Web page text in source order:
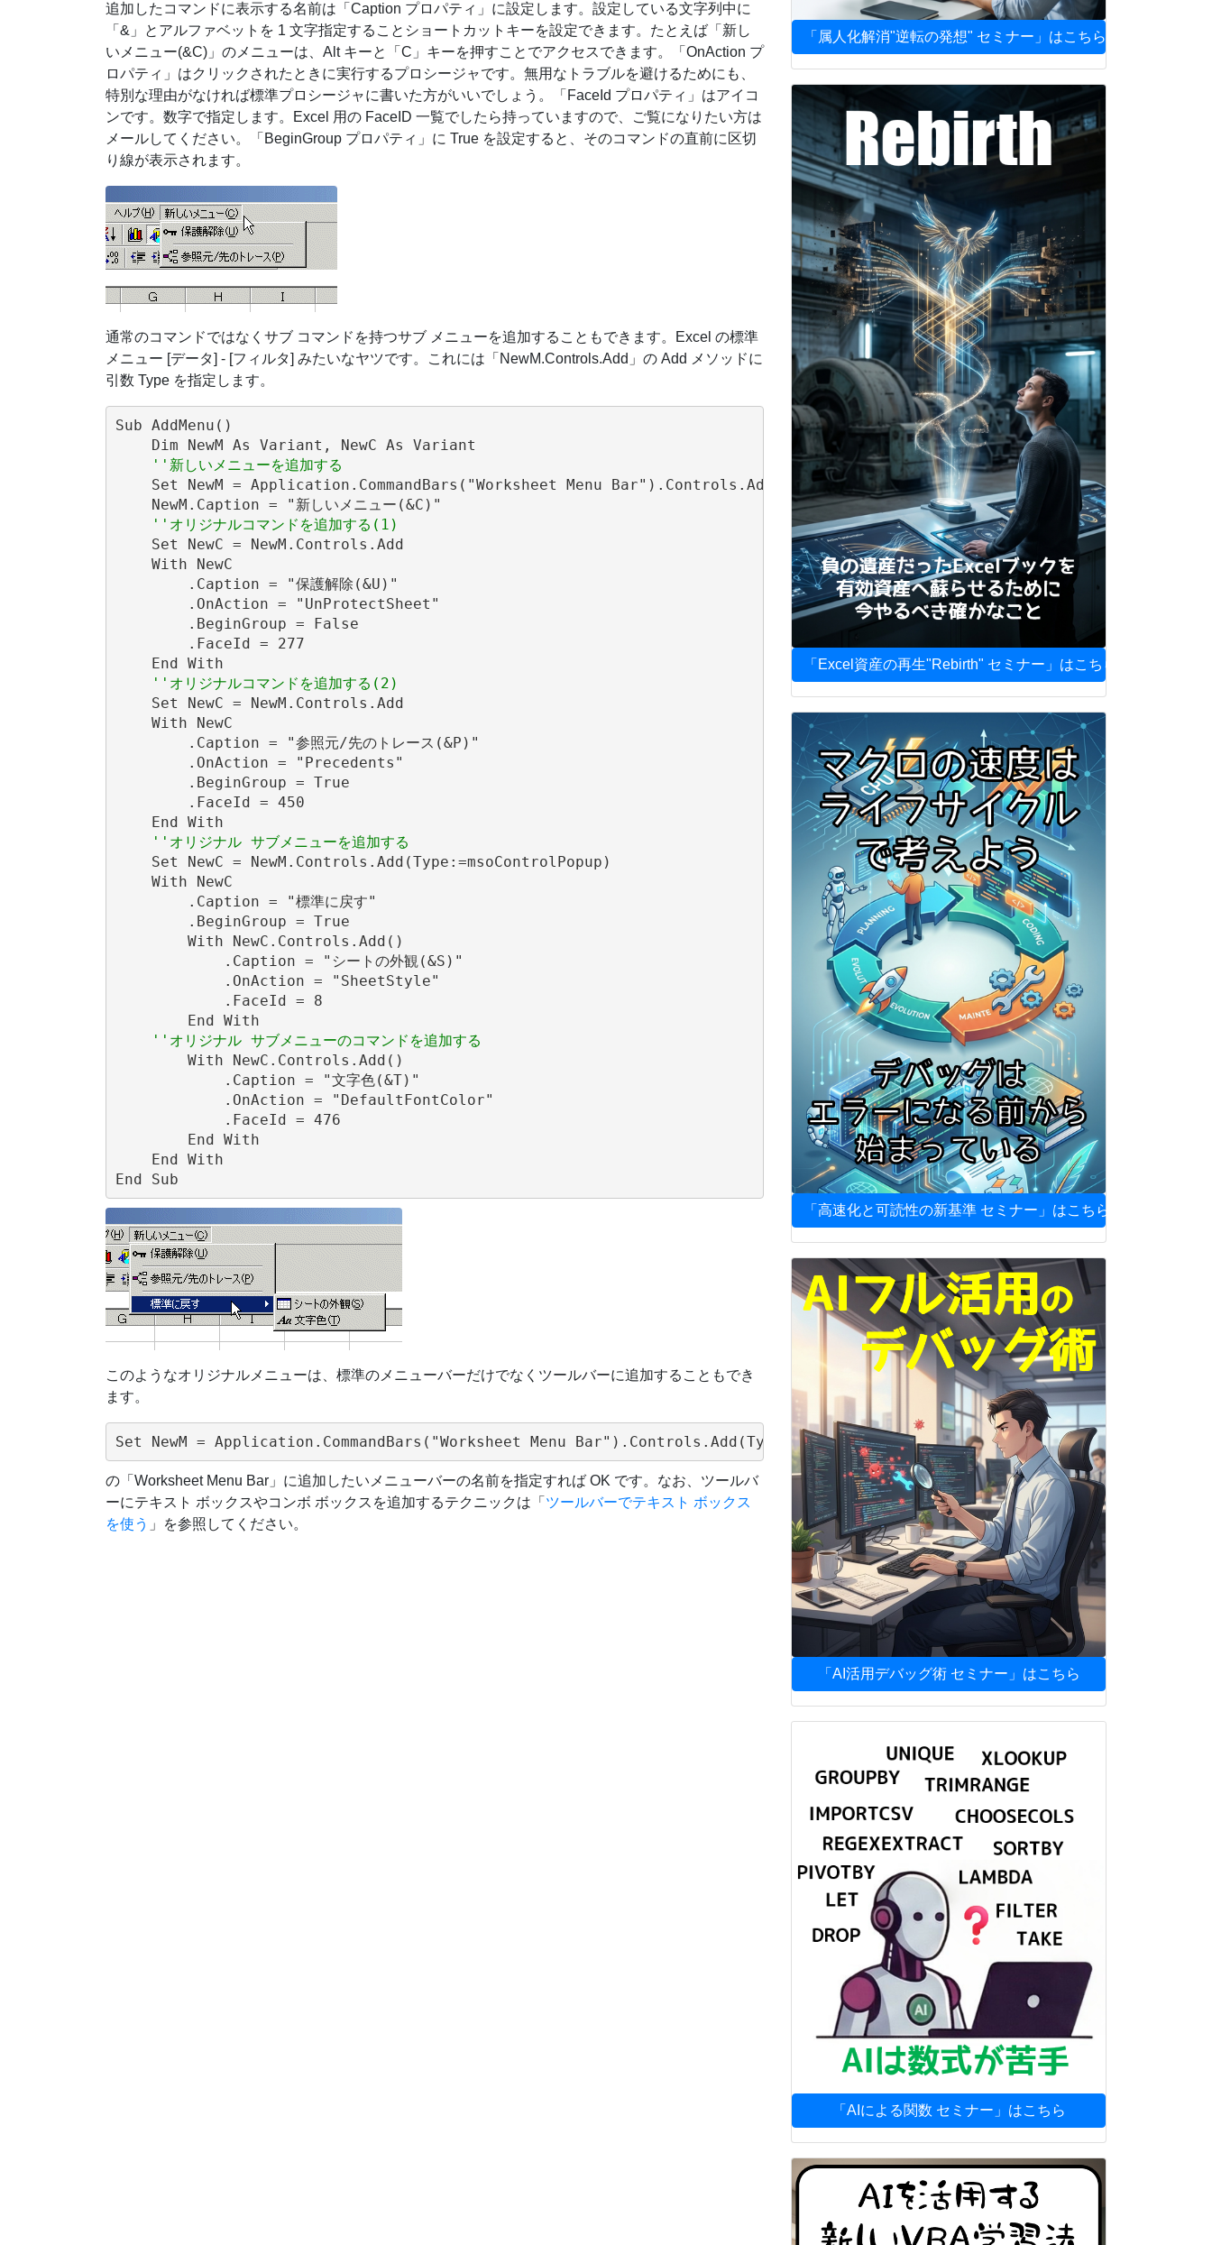
追加したコマンドに表示する名前は「Caption プロパティ」に設定します。設定している文字列中に
「&」とアルファベットを 1 文字指定することショートカットキーを設定できます。たとえば「新し
いメニュー(&C)」のメニューは、Alt キーと「C」キーを押すことでアクセスできます。「OnAction プ
ロパティ」はクリックされたときに実行するプロシージャです。無用なトラブルを避けるためにも、
特別な理由がなければ標準プロシージャに書いた方がいいでしょう。「FaceId プロパティ」はアイコ
ンです。数字で指定します。Excel 用の FaceID 一覧でしたら持っていますので、ご覧になりたい方は
メールしてください。「BeginGroup プロパティ」に True を設定すると、そのコマンドの直前に区切
り線が表示されます。
通常のコマンドではなくサブ コマンドを持つサブ メニューを追加することもできます。Excel の標準
メニュー [データ] - [フィルタ] みたいなヤツです。これには「NewM.Controls.Add」の Add メソッドに
引数 Type を指定します。
Sub AddMenu()
    Dim NewM As Variant, NewC As Variant
''新しいメニューを追加する
    Set NewM = Application.CommandBars("Worksheet Menu Bar").Controls.Add(Type:=msoControlPopup)
    NewM.Caption = "新しいメニュー(&C)"
''オリジナルコマンドを追加する(1)
    Set NewC = NewM.Controls.Add
    With NewC
        .Caption = "保護解除(&U)"
        .OnAction = "UnProtectSheet"
        .BeginGroup = False
        .FaceId = 277
    End With
''オリジナルコマンドを追加する(2)
    Set NewC = NewM.Controls.Add
    With NewC
        .Caption = "参照元/先のトレース(&P)"
        .OnAction = "Precedents"
        .BeginGroup = True
        .FaceId = 450
    End With
''オリジナル サブメニューを追加する
    Set NewC = NewM.Controls.Add(Type:=msoControlPopup)
    With NewC
        .Caption = "標準に戻す"
        .BeginGroup = True
        With NewC.Controls.Add()
            .Caption = "シートの外観(&S)"
            .OnAction = "SheetStyle"
            .FaceId = 8
        End With
''オリジナル サブメニューのコマンドを追加する
        With NewC.Controls.Add()
            .Caption = "文字色(&T)"
            .OnAction = "DefaultFontColor"
            .FaceId = 476
        End With
    End With
このようなオリジナルメニューは、標準のメニューバーだけでなくツールバーに追加することもでき
ます。
Set NewM = Application.CommandBars("Worksheet Menu Bar").Controls.Add(Type:=msoControlPopup)
の「Worksheet Menu Bar」に追加したいメニューバーの名前を指定すれば OK です。なお、ツールバ
ーにテキスト ボックスやコンボ ボックスを追加するテクニックは「 ツールバーでテキスト ボックス
を使う 」を参照してください。
「属人化解消"逆転の発想" セミナー」はこちら
「Excel資産の再生"Rebirth" セミナー」はこちら
「高速化と可読性の新基準 セミナー」はこちら
「AI活用デバッグ術 セミナー」はこちら
「AIによる関数 セミナー」はこちら